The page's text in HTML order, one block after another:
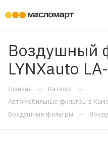
Воздушный
LYNXauto
Главная — Каталог —
Автомобильные фильтры в
Воздушные фильтры —